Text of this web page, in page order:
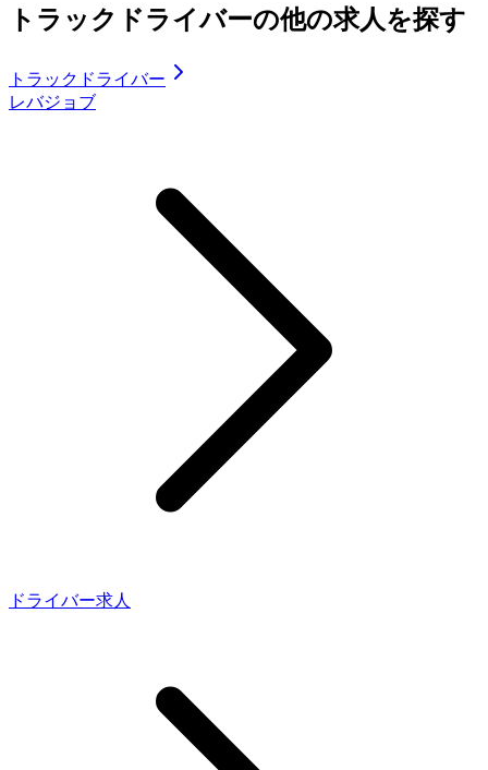
トラックドライバーの他の求人を探す
トラックドライバー
レバジョブ
ドライバー求人